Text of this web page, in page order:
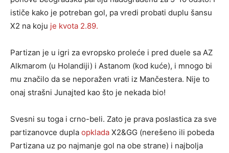
ističe kako je potreban gol, pa vredi probati duplu šansu
X2 na koju je kvota 2.89.
Partizan je u igri za evropsko proleće i pred duele sa AZ
Alkmarom (u Holandiji) i Astanom (kod kuće), i mnogo bi
mu značilo da se neporažen vrati iz Mančestera. Nije to
onaj strašni Junajted kao što je nekada bio!
Svesni su toga i crno-beli. Zato je prava poslastica za sve
partizanovce dupla opklada X2&GG (nerešeno ili pobeda
Partizana uz po najmanje gol na obe strane) i najbolja